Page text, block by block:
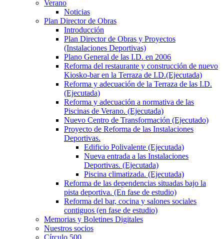
Verano
Noticias
Plan Director de Obras
Introducción
Plan Director de Obras y Proyectos
(Instalaciones Deportivas)
Plano General de las I.D. en 2006
Reforma del restaurante y construcción de nuevo
Kiosko-bar en la Terraza de I.D.(Ejecutada)
Reforma y adecuación de la Terraza de las I.D.
(Ejecutada)
Reforma y adecuación a normativa de las
Piscinas de Verano. (Ejecutada)
Nuevo Centro de Transformación (Ejecutado)
Proyecto de Reforma de las Instalaciones
Deportivas.
Edificio Polivalente (Ejecutada)
Nueva entrada a las Instalaciones
Deportivas. (Ejecutada)
Piscina climatizada. (Ejecutada)
Reforma de las dependencias situadas bajo la
pista deportiva. (En fase de estudio)
Reforma del bar, cocina y salones sociales
contiguos (en fase de estudio)
Memorias y Boletines Digitales
Nuestros socios
Círculo 500